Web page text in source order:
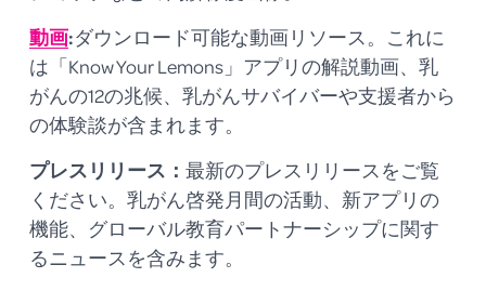
動画:ダウンロード可能な動画リソース。これに
は「Know Your Lemons」アプリの解説動画、乳
がんの12の兆候、乳がんサバイバーや支援者から
の体験談が含まれます。
プレスリリース： 最新のプレスリリースをご覧
ください。乳がん啓発月間の活動、新アプリの
機能、グローバル教育パートナーシップに関す
るニュースを含みます。